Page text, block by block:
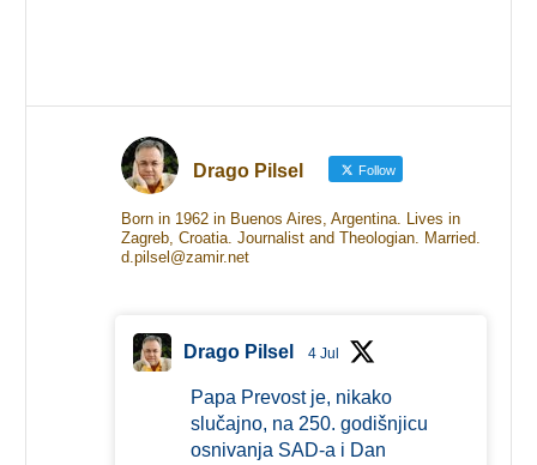
Drago Pilsel Follow
Born in 1962 in Buenos Aires, Argentina. Lives in
Zagreb, Croatia. Journalist and Theologian. Married.
d.pilsel@zamir.net
Drago Pilsel 4 Jul
Papa Prevost je, nikako
slučajno, na 250. godišnjicu
osnivanja SAD-a i Dan